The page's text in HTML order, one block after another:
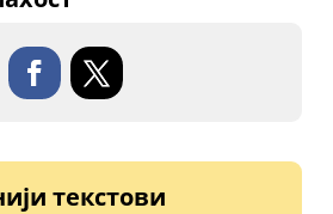
текстови